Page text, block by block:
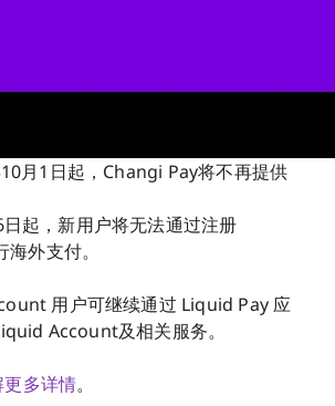
月1日起，Changi Pay将不再提供
起，新用户将无法通过注册
外支付。
用户可继续通过 Liquid Pay 应
Account及相关服务。
更多详情。